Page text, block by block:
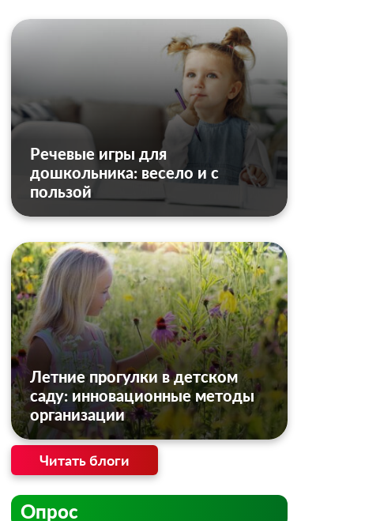
Речевые игры для
дошкольника: весело и с
пользой
Летние прогулки в детском
саду: инновационные методы
организации
Читать блоги
Опрос